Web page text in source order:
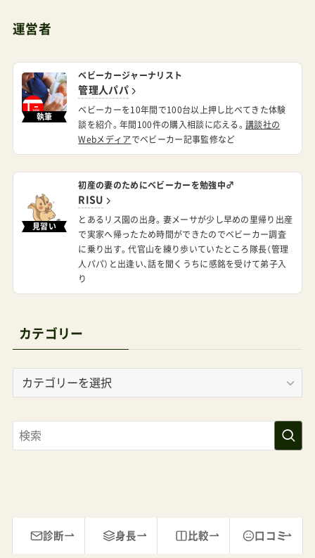
運営者
執筆
ベビーカージャーナリスト
管理人パパ
ベビーカーを10年間で100台以上押し比べてきた体験
談を紹介。年間100件の購入相談に応える。講談社の
Webメディア でベビーカー記事監修など
見習い
初産の妻のためにベビーカーを勉強中♂
RISU
とあるリス園の出身。妻メーサが少し早めの里帰り出産
で実家へ帰ったため時間ができたのでベビーカー調査
に乗り出す。代官山を練り歩いていたところ隊長（管理
人パパ）と出逢い、話を聞くうちに感銘を受けて弟子入
り
カテゴリー
リ
ー
診断 身長 比較 口コミ